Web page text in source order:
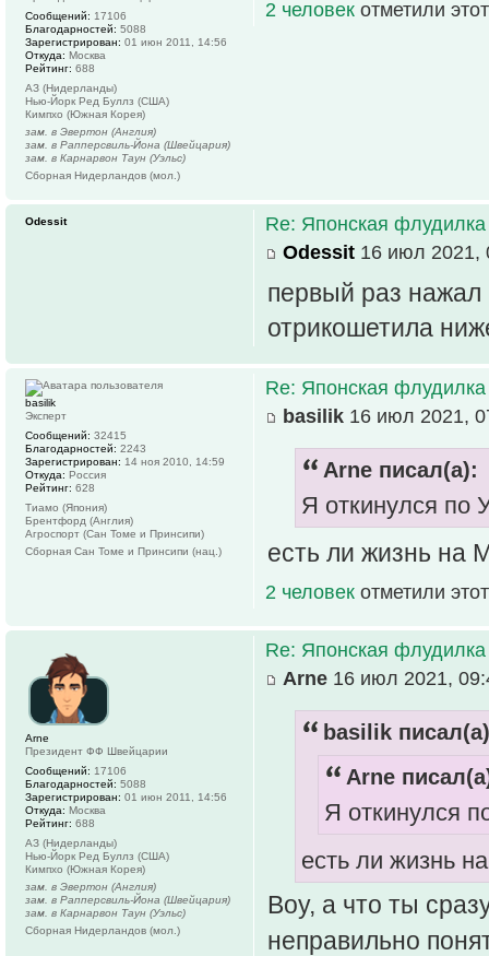
2 человек отметили
Сообщений: 17106
Благодарностей: 5088
Зарегистрирован: 01 июн 2011, 14:56
Откуда: Москва
Рейтинг: 688
АЗ (Нидерланды)
Нью-Йорк Ред Буллз (США)
Кимпхо (Южная Корея)
зам. в Эвертон (Англия)
зам. в Рапперсвиль-Йона (Швейцария)
зам. в Карнарвон Таун (Уэльс)
Сборная Нидерландов (мол.)
Re: Японская флудилка
Odessit 16 июл 2021,
первый раз
отрикошетила
Odessit
Re: Японская флудилка
basilik 16 июл 2021,
Arne писал(а):
Я откинулся по
есть ли жизнь на
2 человек отметили
basilik
Эксперт
Сообщений: 32415
Благодарностей: 2243
Зарегистрирован: 14 ноя 2010, 14:59
Откуда: Россия
Рейтинг: 628
Тиамо (Япония)
Брентфорд (Англия)
Агроспорт (Сан Томе и Принсипи)
Сборная Сан Томе и Принсипи (нац.)
Re: Японская флудилка
Arne 16 июл 2021,
basilik
Arne
Я откинулся
есть ли жизнь
Воу, а что ты
неправильно
Arne
Президент ФФ Швейцарии
Сообщений: 17106
Благодарностей: 5088
Зарегистрирован: 01 июн 2011, 14:56
Откуда: Москва
Рейтинг: 688
АЗ (Нидерланды)
Нью-Йорк Ред Буллз (США)
Кимпхо (Южная Корея)
зам. в Эвертон (Англия)
зам. в Рапперсвиль-Йона (Швейцария)
зам. в Карнарвон Таун (Уэльс)
Сборная Нидерландов (мол.)